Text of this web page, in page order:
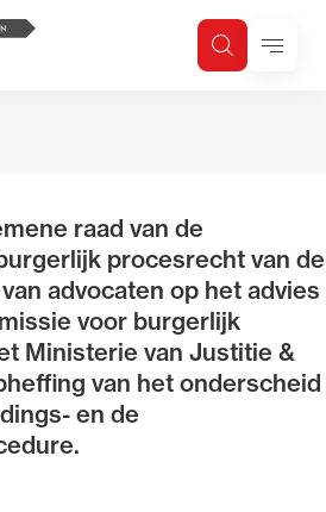
ZoekenMenu
raad van de
procesrecht van de
advocaten op het advies
voor burgerlijk
Ministerie van Justitie &
van het onderscheid
en de